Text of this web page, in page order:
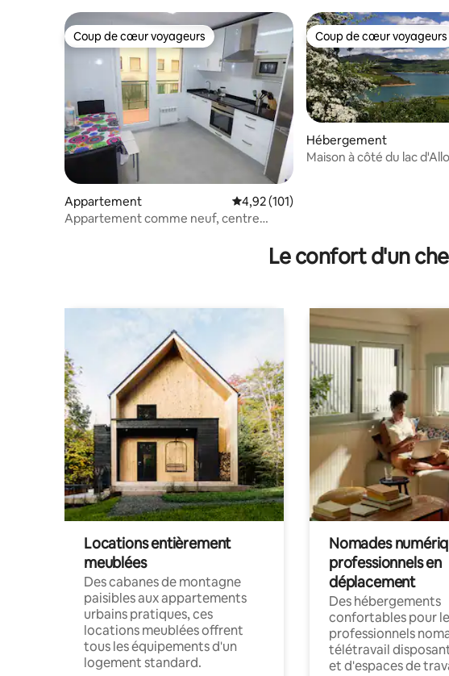
Coup de cœur voyageurs
Coup de cœur voyageurs
Appartement Évaluation moyenne sur la base de
4,92 (101)
Appartement comme neuf, centre
Coup de cœur voyageurs
Coup de cœur voyageurs
Hébergement
Maison à côté du lac
Le confort d'un
Locations entièrement
meublées
Des cabanes de montagne
paisibles aux appartements
urbains pratiques, ces
locations meublées offrent
tous les équipements d'un
logement standard.
Nomades
professionnels en
déplacement
Des hébergements
confortables pour
professionnels
télétravail
et d'espaces de